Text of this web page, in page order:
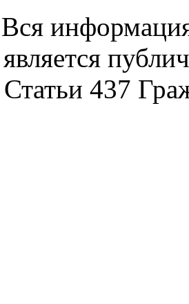
Вся
является
Статьи 437